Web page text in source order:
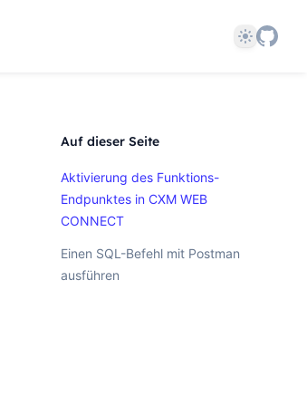
Theme
Auf dieser Seite
Aktivierung des Funktions-
Endpunktes in CXM WEB
CONNECT
Einen SQL-Befehl mit Postman
ausführen